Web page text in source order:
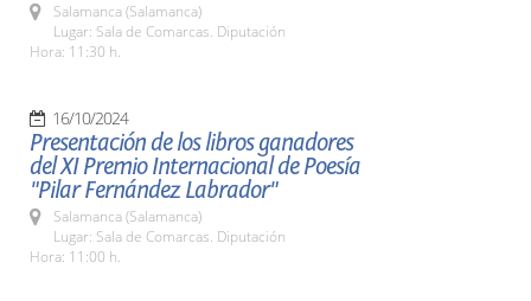
Salamanca (Salamanca)
Lugar: Sala de Comarcas. Diputación
Hora: 11:30 h.
16/10/2024
Presentación de los libros ganadores
del XI Premio Internacional de Poesía
"Pilar Fernández Labrador"
Salamanca (Salamanca)
Lugar: Sala de Comarcas. Diputación
Hora: 11:00 h.